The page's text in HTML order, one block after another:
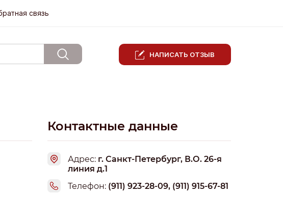
связь
НАПИСАТЬ ОТЗЫВ
Контактные данные
Адрес: г. Санкт-Петербург, В.О. 26-я
линия д.1
Телефон: (911) 923-28-09, (911) 915-67-81